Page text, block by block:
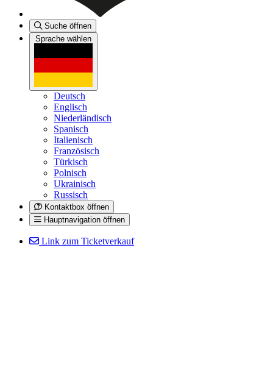
Suche öffnen
Sprache wählen
Deutsch
Englisch
Niederländisch
Spanisch
Italienisch
Französisch
Türkisch
Polnisch
Ukrainisch
Russisch
Kontaktbox öffnen
Hauptnavigation öffnen
Link zum Ticketverkauf